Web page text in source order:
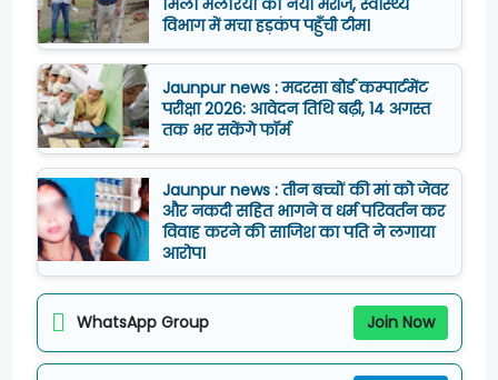
विभाग में मचा हड़कंप पहुँची टीम।
Jaunpur news : मदरसा बोर्ड कम्पार्टमेंट
परीक्षा 2026: आवेदन तिथि बढ़ी, 14 अगस्त
तक भर सकेंगे फॉर्म
Jaunpur news : तीन बच्चों की मां को जेवर
और नकदी सहित भागने व धर्म परिवर्तन कर
विवाह करने की साजिश का पति ने लगाया
आरोप।
WhatsApp Group Join Now